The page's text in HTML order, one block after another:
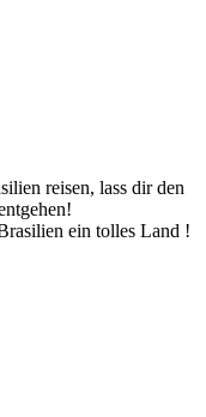
reisen, lass dir den
ein tolles Land !